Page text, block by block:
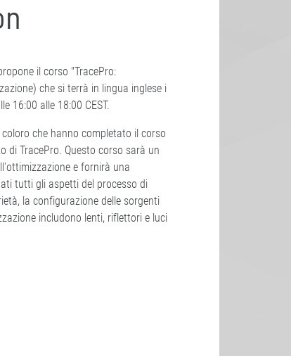
il corso "TracePro:
che si terrà in lingua inglese i
16:00 alle 18:00 CEST.
che hanno completato il corso
di TracePro. Questo corso sarà un
e fornirà una
tutti gli aspetti del processo di
la configurazione delle sorgenti
includono lenti, riflettori e luci